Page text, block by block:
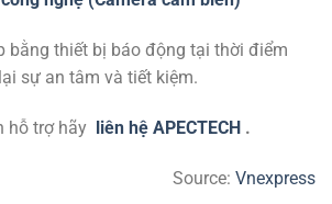
bằng thiết bị báo động tại thời điểm
sự an tâm và tiết kiệm.
hỗ trợ hãy liên hệ APECTECH .
Source: Vnexpress